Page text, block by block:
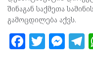
შინაგან საქმეთა
გამოცდილება აქვს.
F T M